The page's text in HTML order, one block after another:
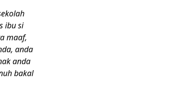
ibu si
maaf,
anda
anda
bakal